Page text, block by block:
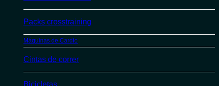
Packs crosstraining
Máquinas de Cardio
Cintas de correr